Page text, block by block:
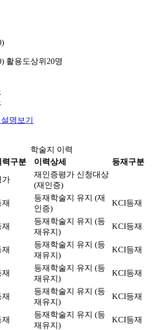
)
) 활용도상위20명
명보기
학술지 이력
력구분 이력상세 등재구분
가
재인증평가 신청대상
(재인증)
재
등재학술지 유지 (재
인증)
KCI등재
재
등재학술지 유지 (등
재유지)
KCI등재
재
등재학술지 유지 (등
재유지)
KCI등재
재
등재학술지 유지 (등
재유지)
KCI등재
재
등재학술지 유지 (등
재유지)
KCI등재
재
등재학술지 유지 (등
재유지)
KCI등재